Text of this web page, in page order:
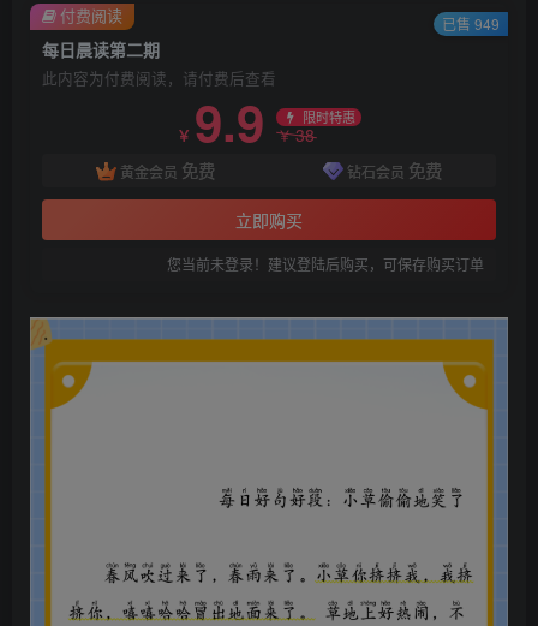
每日晨读第二期
此内容为付费阅读，请付费后查看
￥ 9.9 限时特惠
￥38
黄金会员 免费 钻石会员 免费
立即购买
您当前未登录！建议登陆后购买，可保存购买订单
付费阅读 已售 949